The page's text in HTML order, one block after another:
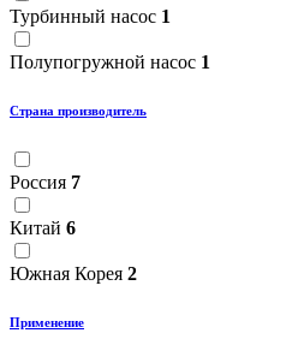
Турбинный насос 1
Полупогружной насос 1
Страна производитель
Россия 7
Китай 6
Южная Корея 2
Применение